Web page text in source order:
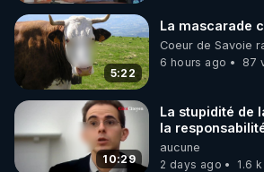
5:22
La mascarade
Coeur de Savoie
6 hours ago
87
10:29
La stupidité de
la responsabilité
concernant le
carbone.
aucune
2 days ago
1.6